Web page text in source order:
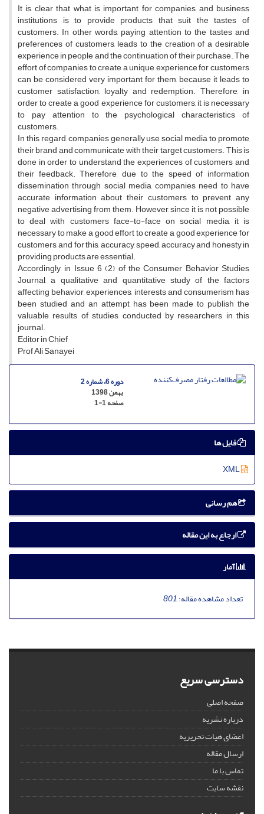
It is clear that what is important for companies and business
institutions is to provide products that suit the tastes of
customers. In other words, paying attention to the tastes and
preferences of customers, leads to the creation of a desirable
experience in people and the continuation of their purchase. The
effort of companies to create a unique experience for customers
can be considered very important for them, because it leads to
customer satisfaction, loyalty and redemption. Therefore, in
order to create a good experience for customers, it is necessary
to pay attention to the psychological characteristics of
customers.
In this regard, companies generally use social media to promote
their brand and communicate with their target customers. This is
done in order to understand the experiences of customers and
their feedback. Therefore, due to the speed of information
dissemination through social media, companies need to have
accurate information about their customers to prevent any
negative advertising from them. However, since it is not possible
to deal with customers face-to-face on social media, it is
necessary to make a good effort to create a good experience for
customers, and for this, accuracy, speed, accuracy and honesty in
providing products are essential.
Accordingly, in Issue 6 (2) of the Consumer Behavior Studies‌
Journal, a qualitative and quantitative study of the factors
affecting behavior, experiences, interests and consumerism has
been studied and an attempt has been made to publish the
valuable results of studies conducted by researchers in this
journal.
Editor in Chief
Prof Ali Sanayei
دوره 6، شماره 2
بهمن 1398
صفحه1-1
فایل ها
هم رسانی
ارجاع به این مقاله
آمار
تعداد مشاهده مقاله:801
دسترسی سریع
صفحه اصلی
درباره نشریه
اعضای هیات تحریریه
ارسال مقاله
تماس با ما
نقشه سایت